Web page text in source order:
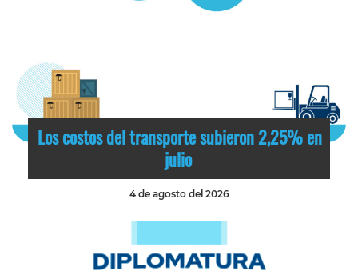
Los costos del transporte subieron 2,25% en
julio
4 de agosto del 2026